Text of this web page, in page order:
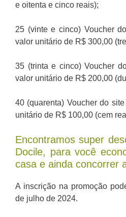
e oitenta e cinco reais);
25 (vinte e cinco) Voucher
valor unitário de R$ 300,00
35 (trinta e cinco) Voucher
valor unitário de R$ 200,00
40 (quarenta) Voucher do
unitário de R$ 100,00 (cem
Encontramos super
Docile, para você
casa e ainda concorrer
A inscrição na promoção
de julho de 2024.